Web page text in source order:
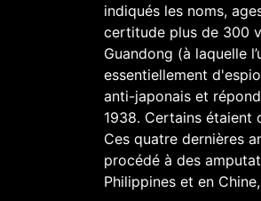
indiqués les noms,
certitude plus de 300
Guandong (à laquelle
essentiellement
anti-japonais et
1938. Certains étaient
Ces quatre dernières
procédé à des
Philippines et en